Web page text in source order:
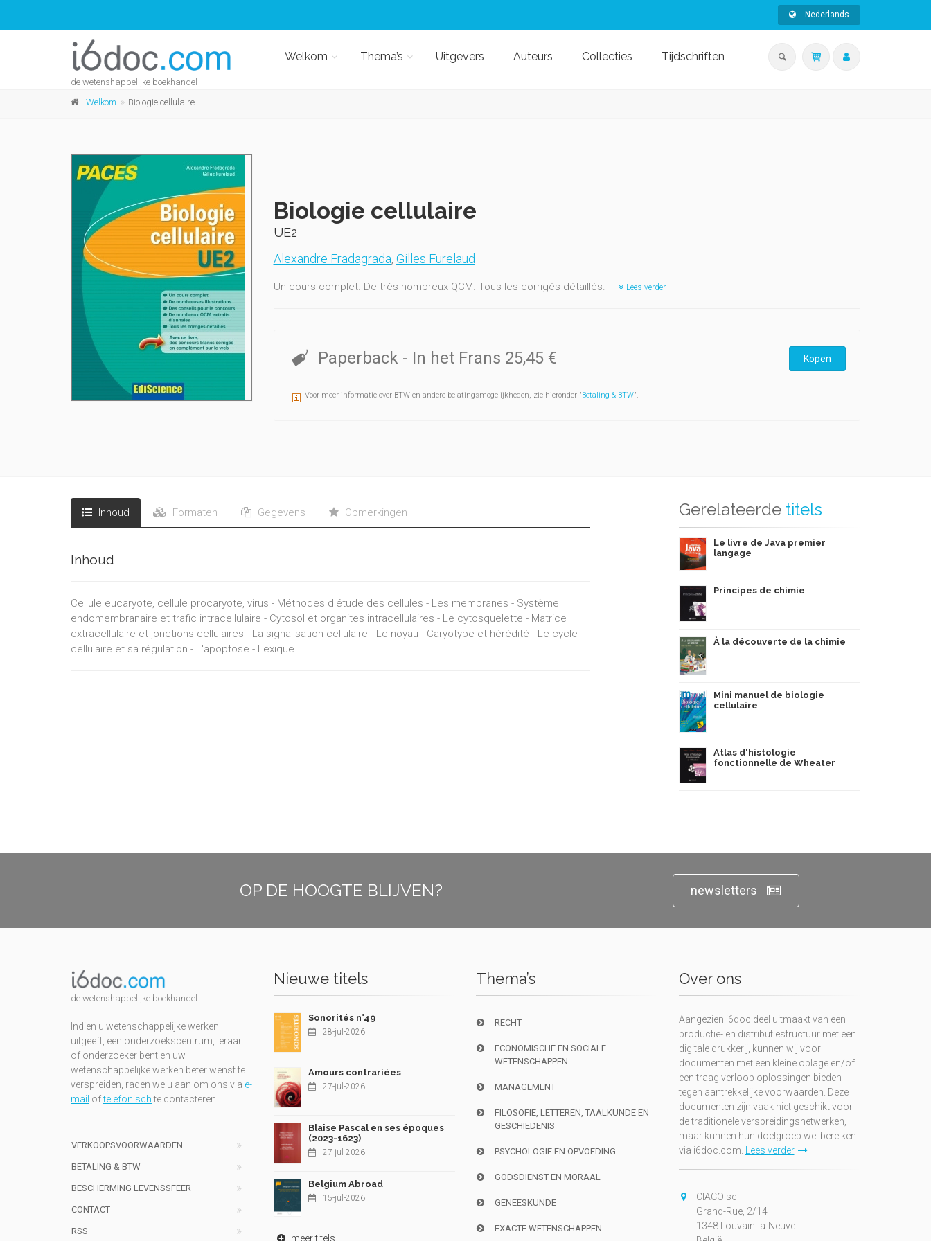
Nederlands
de wetenshappelijke boekhandel
Welkom Thema’s Uitgevers Auteurs Collecties Tijdschriften
Welkom Biologie cellulaire
Biologie cellulaire
UE2
Alexandre Fradagrada, Gilles Furelaud
Un cours complet. De très nombreux QCM. Tous les corrigés détaillés. Lees verder
Paperback - In het Frans 25,45 € Kopen
Voor meer informatie over BTW en andere belatingsmogelijkheden, zie hieronder "Betaling & BTW".
Inhoud Formaten Gegevens Opmerkingen
Inhoud
Cellule eucaryote, cellule procaryote, virus - Méthodes d'étude des cellules - Les membranes - Système
endomembranaire et trafic intracellulaire - Cytosol et organites intracellulaires - Le cytosquelette - Matrice
extracellulaire et jonctions cellulaires - La signalisation cellulaire - Le noyau - Caryotype et hérédité - Le cycle
cellulaire et sa régulation - L'apoptose - Lexique
Gerelateerde titels
Le livre de Java premier
langage
Principes de chimie
À la découverte de la chimie
Mini manuel de biologie
cellulaire
Atlas d'histologie
fonctionnelle de Wheater
OP DE HOOGTE BLIJVEN? newsletters
de wetenshappelijke boekhandel
Indien u wetenschappelijke werken
uitgeeft, een onderzoekscentrum, leraar
of onderzoeker bent en uw
wetenschappelijke werken beter wenst te
verspreiden, raden we u aan om ons via e-
mail oftelefonischte contacteren
VERKOOPSVOORWAARDEN
BETALING & BTW
BESCHERMING LEVENSSFEER
CONTACT
RSS
Nieuwe titels
Sonorités n°49
28-jul-2026
Amours contrariées
27-jul-2026
Blaise Pascal en ses époques
(2023-1623)
27-jul-2026
Belgium Abroad
15-jul-2026
meer titels
Thema’s
RECHT
ECONOMISCHE EN SOCIALE
WETENSCHAPPEN
MANAGEMENT
FILOSOFIE, LETTEREN, TAALKUNDE EN
GESCHIEDENIS
PSYCHOLOGIE EN OPVOEDING
GODSDIENST EN MORAAL
GENEESKUNDE
EXACTE WETENSCHAPPEN
Over ons
Aangezien i6doc deel uitmaakt van een
productie- en distributiestructuur met een
digitale drukkerij, kunnen wij voor
documenten met een kleine oplage en/of
een traag verloop oplossingen bieden
tegen aantrekkelijke voorwaarden. Deze
documenten zijn vaak niet geschikt voor
de traditionele verspreidingsnetwerken,
maar kunnen hun doelgroep wel bereiken
via i6doc.com.
Lees verder
CIACO sc
Grand-Rue, 2/14
1348 Louvain-la-Neuve